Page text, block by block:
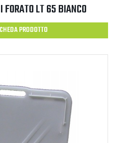
FORATO LT 65 BIANCO
PRODOTTO